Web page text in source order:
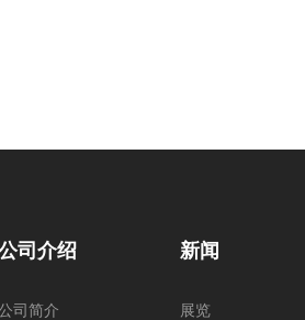
司介绍
司简介
新闻
展览